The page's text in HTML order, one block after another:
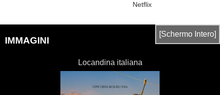
Netflix
IMMAGINI
[Schermo Intero]
Locandina italiana